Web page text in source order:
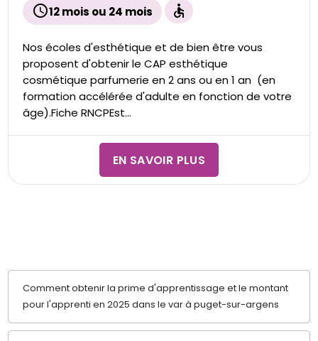
schedule12 mois ou 24 mois accessible
Nos écoles d'esthétique et de bien être vous
proposent d'obtenir le CAP esthétique
cosmétique parfumerie en 2 ans ou en 1 an (en
formation accélérée d'adulte en fonction de votre
âge).Fiche RNCPEst...
EN SAVOIR PLUS
Comment obtenir la prime d'apprentissage et le montant
pour l'apprenti en 2025 dans le var à puget-sur-argens